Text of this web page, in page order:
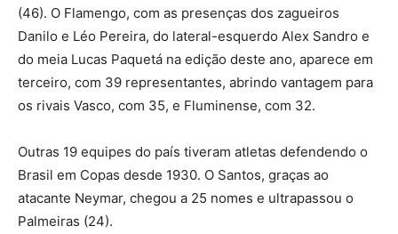
(46). O Flamengo, com as presenças dos zagueiros
Danilo e Léo Pereira, do lateral-esquerdo Alex Sandro e
do meia Lucas Paquetá na edição deste ano, aparece em
terceiro, com 39 representantes, abrindo vantagem para
os rivais Vasco, com 35, e Fluminense, com 32.
Outras 19 equipes do país tiveram atletas defendendo o
Brasil em Copas desde 1930. O Santos, graças ao
atacante Neymar, chegou a 25 nomes e ultrapassou o
Palmeiras (24).